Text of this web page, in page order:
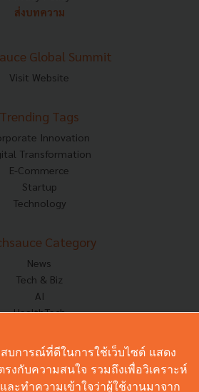
ส่งบทความ
Global Summit
Visit Website
Trending Tags
Innovation
Transformation
E-Commerce
Startup
Technology
Category
News
Tech & Biz
AI
HealthTech
Corp Innov
Saucy Thoughts
Based On
สบการณ์ที่ดีในการใช้เว็บไซต์ แสดง
งกับความสนใจ รวมถึงเพื่อวิเคราะห์
ละทำความเข้าใจว่าผู้ใช้งานมาจาก